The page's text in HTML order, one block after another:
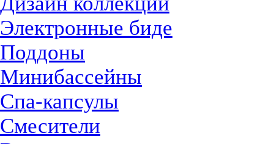
Электронные биде
Поддоны
Минибассейны
Спа-капсулы
Смесители